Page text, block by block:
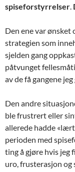
spiseforstyrrelser.
Den ene var ønsket
strategien som
sjelden gang
påtvunget
av de få gangene
Den andre
ble frustrert eller
allerede hadde
perioden med
ting å gjøre hvis jeg
uro, frusterasjon og